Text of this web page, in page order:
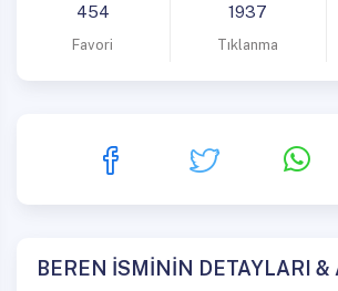
454
Favori
1937
Tıklanma
BEREN İSMİNİN DETAYLARI